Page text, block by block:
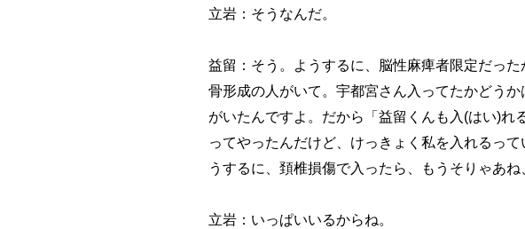
立岩：そうなんだ。
益留：そう。ようするに、脳性麻痺者限定だっ
骨形成の人がいて。宇都宮さん入ってたかどう
がいたんですよ。だから「益留くんも入(はい)
ってやったんだけど、けっきょく私を入れるっ
うするに、頚椎損傷で入ったら、もうそりゃあね
立岩：いっぱいいるからね。